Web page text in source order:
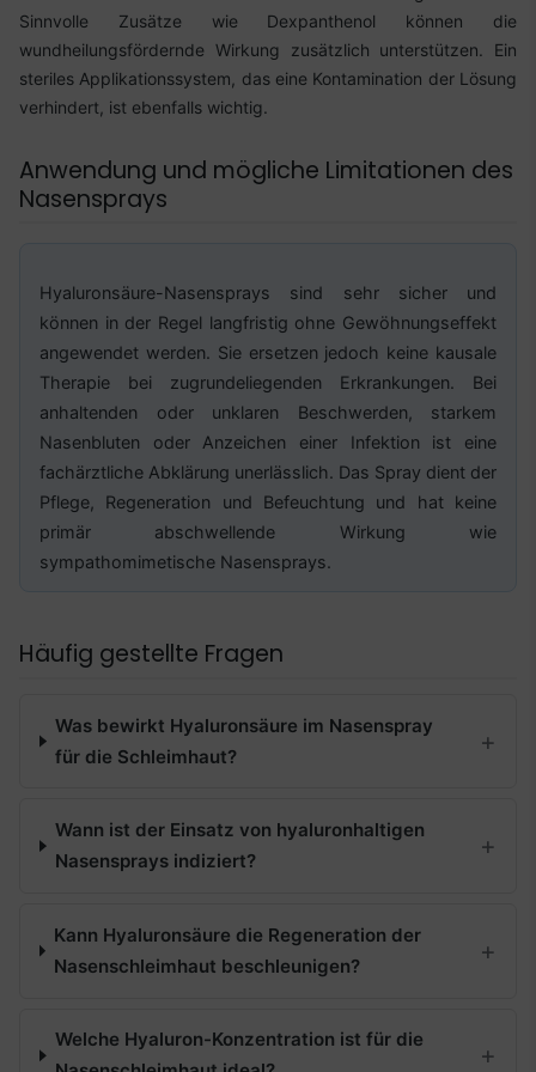
Sinnvolle Zusätze wie Dexpanthenol können die
wundheilungsfördernde Wirkung zusätzlich unterstützen. Ein
steriles Applikationssystem, das eine Kontamination der Lösung
verhindert, ist ebenfalls wichtig.
Anwendung und mögliche Limitationen des
Nasensprays
Hyaluronsäure-Nasensprays sind sehr sicher und
können in der Regel langfristig ohne Gewöhnungseffekt
angewendet werden. Sie ersetzen jedoch keine kausale
Therapie bei zugrundeliegenden Erkrankungen. Bei
anhaltenden oder unklaren Beschwerden, starkem
Nasenbluten oder Anzeichen einer Infektion ist eine
fachärztliche Abklärung unerlässlich. Das Spray dient der
Pflege, Regeneration und Befeuchtung und hat keine
primär abschwellende Wirkung wie
sympathomimetische Nasensprays.
Häufig gestellte Fragen
Was bewirkt Hyaluronsäure im Nasenspray
für die Schleimhaut?
Wann ist der Einsatz von hyaluronhaltigen
Nasensprays indiziert?
Kann Hyaluronsäure die Regeneration der
Nasenschleimhaut beschleunigen?
Welche Hyaluron-Konzentration ist für die